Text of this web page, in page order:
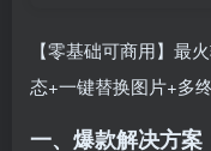
【零基础可商用】最
态+一键替换图片+多
一、爆款解决方